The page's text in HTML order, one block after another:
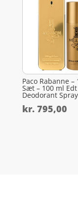
Paco Rabanne
Sæt – 100 ml
Deodorant Spray
kr.795,00